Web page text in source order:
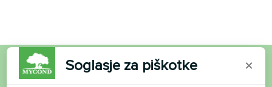
Soglasje za piškotke ×